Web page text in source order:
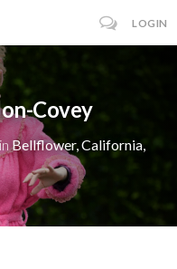
LOGIN
Covey
inBellflower, California,